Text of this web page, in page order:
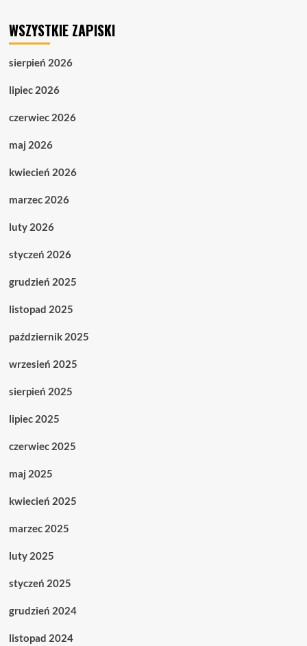
24.10.
WSZYSTKIE ZAPISKI
sierpień 2026
lipiec 2026
czerwiec 2026
maj 2026
kwiecień 2026
marzec 2026
luty 2026
styczeń 2026
grudzień 2025
listopad 2025
październik 2025
wrzesień 2025
sierpień 2025
lipiec 2025
czerwiec 2025
maj 2025
kwiecień 2025
marzec 2025
luty 2025
styczeń 2025
grudzień 2024
listopad 2024